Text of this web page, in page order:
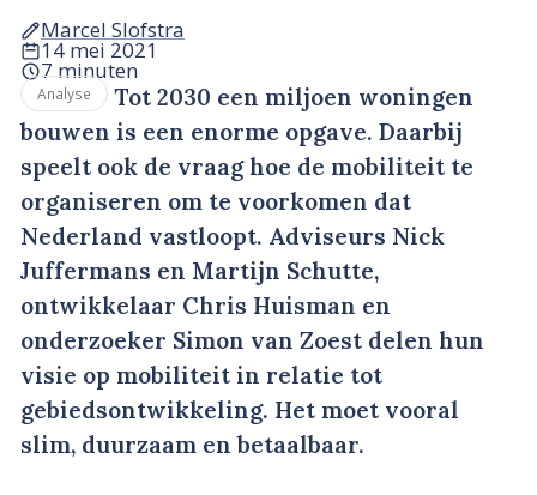
Marcel Slofstra
14 mei 2021
7 minuten
Analyse
Tot 2030 een miljoen woningen
bouwen is een enorme opgave. Daarbij
speelt ook de vraag hoe de mobiliteit te
organiseren om te voorkomen dat
Nederland vastloopt. Adviseurs Nick
Juffermans en Martijn Schutte,
ontwikkelaar Chris Huisman en
onderzoeker Simon van Zoest delen hun
visie op mobiliteit in relatie tot
gebiedsontwikkeling. Het moet vooral
slim, duurzaam en betaalbaar.